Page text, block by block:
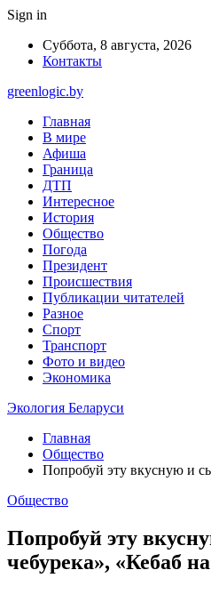
Sign in
Суббота, 8 августа, 2026
Контакты
greenlogic.by
Главная
В мире
Афиша
Граница
ДТП
Интересное
История
Общество
Погода
Президент
Происшествия
Публикации читателей
Разное
Спорт
Транспорт
Фото и видео
Экономика
Экология Беларуси
Главная
Общество
Попробуй эту вкусную и
Общество
Попробуй эту
чебурека», «Кебаб